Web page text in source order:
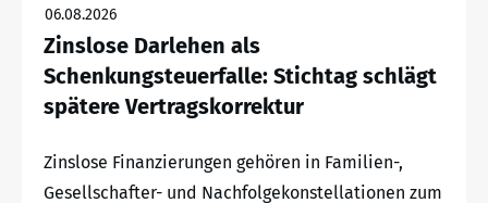
06.08.2026
Zinslose Darlehen als
Schenkungsteuerfalle: Stichtag schlägt
spätere Vertragskorrektur
Zinslose Finanzierungen gehören in Familien-,
Gesellschafter- und Nachfolgekonstellationen zum